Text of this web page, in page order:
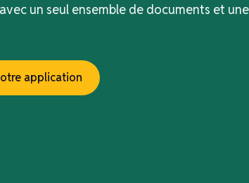
un seul ensemble de documents et
application